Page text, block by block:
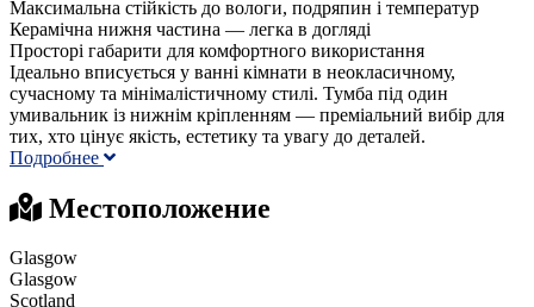
Максимальна стійкість до вологи, подряпин і температур
Керамічна нижня частина — легка в догляді
Просторі габарити для комфортного використання
Ідеально вписується у ванні кімнати в неокласичному,
сучасному та мінімалістичному стилі. Тумба під один
умивальник із нижнім кріпленням — преміальний вибір для
тих, хто цінує якість, естетику та увагу до деталей.
Подробнее
Местоположение
Glasgow
Glasgow
Scotland